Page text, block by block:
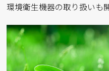
環境衛生機器の取り扱いも